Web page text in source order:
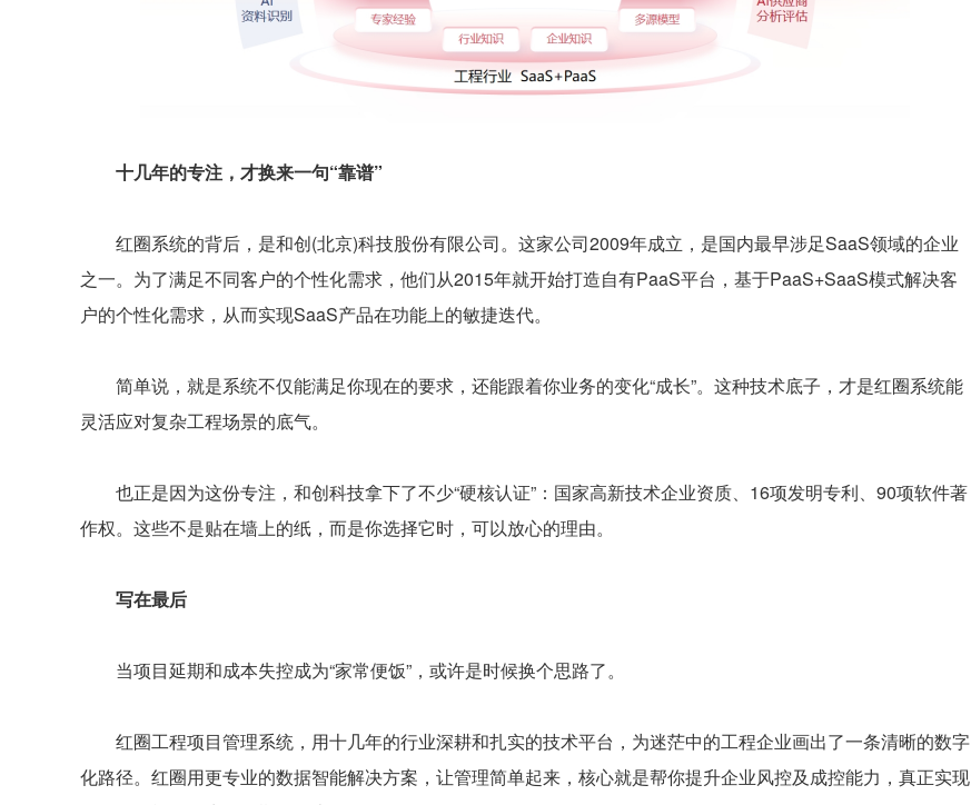
十几年的专注，才换来一句“靠谱”
红圈系统的背后，是和创(北京)科技股份有限公司。这家公司2009年成立，是国内最早涉足SaaS领域的企业
之一。为了满足不同客户的个性化需求，他们从2015年就开始打造自有PaaS平台，基于PaaS+SaaS模式解决客
户的个性化需求，从而实现SaaS产品在功能上的敏捷迭代。
简单说，就是系统不仅能满足你现在的要求，还能跟着你业务的变化“成长”。这种技术底子，才是红圈系统能
灵活应对复杂工程场景的底气。
也正是因为这份专注，和创科技拿下了不少“硬核认证”：国家高新技术企业资质、16项发明专利、90项软件著
作权。这些不是贴在墙上的纸，而是你选择它时，可以放心的理由。
写在最后
当项目延期和成本失控成为“家常便饭”，或许是时候换个思路了。
红圈工程项目管理系统，用十几年的行业深耕和扎实的技术平台，为迷茫中的工程企业画出了一条清晰的数字
化路径。红圈用更专业的数据智能解决方案，让管理简单起来，核心就是帮你提升企业风控及成控能力，真正实现